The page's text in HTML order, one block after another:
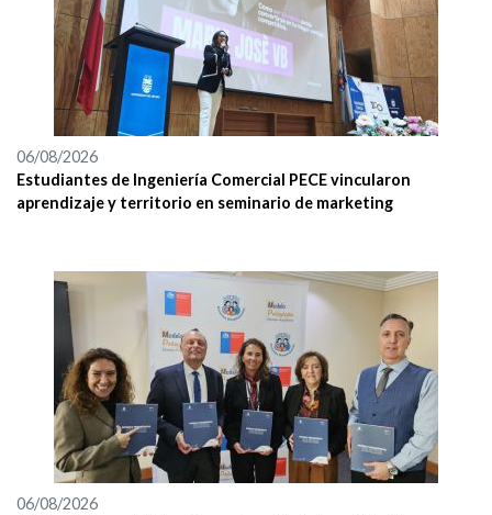
06/08/2026
Estudiantes de Ingeniería Comercial PECE vincularon
aprendizaje y territorio en seminario de marketing
06/08/2026